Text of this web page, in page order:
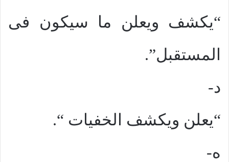
“يكشف ويعلن ما سيكون فى
المستقبل”.
د-
“يعلن ويكشف الخفيات “.
ه-